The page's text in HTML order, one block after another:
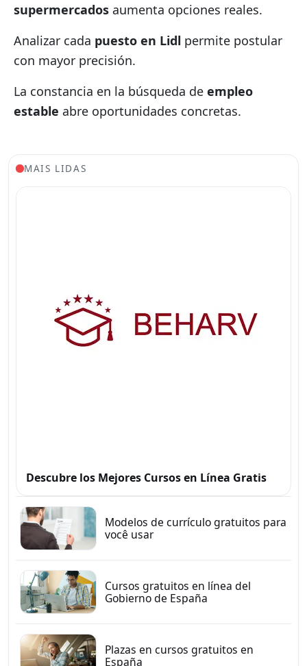
supermercados aumenta opciones reales.
Analizar cada puesto en Lidl permite postular
con mayor precisión.
La constancia en la búsqueda de empleo
estable abre oportunidades concretas.
MAIS LIDAS
Descubre los Mejores Cursos en Línea Gratis
Modelos de currículo gratuitos para
você usar
Cursos gratuitos en línea del
Gobierno de España
Plazas en cursos gratuitos en
España